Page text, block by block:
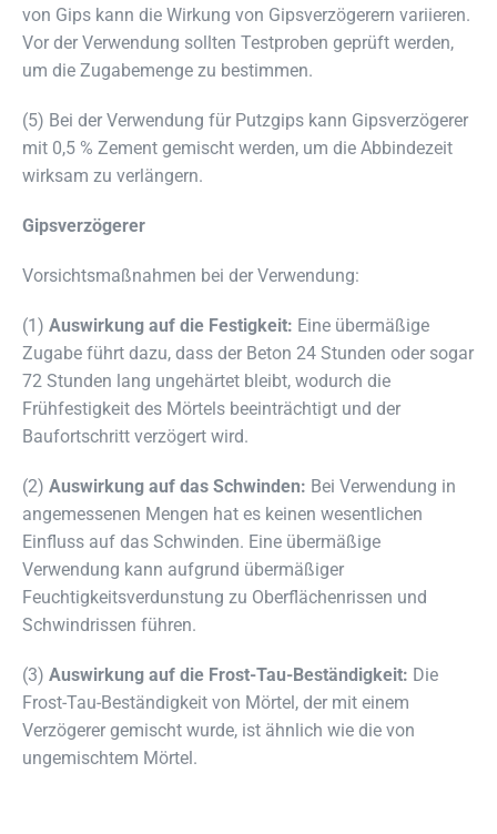
von Gips kann die Wirkung von Gipsverzögerern variieren.
Vor der Verwendung sollten Testproben geprüft werden,
um die Zugabemenge zu bestimmen.
(5) Bei der Verwendung für Putzgips kann Gipsverzögerer
mit 0,5 % Zement gemischt werden, um die Abbindezeit
wirksam zu verlängern.
Gipsverzögerer
Vorsichtsmaßnahmen bei der Verwendung:
(1) Auswirkung auf die Festigkeit: Eine übermäßige
Zugabe führt dazu, dass der Beton 24 Stunden oder sogar
72 Stunden lang ungehärtet bleibt, wodurch die
Frühfestigkeit des Mörtels beeinträchtigt und der
Baufortschritt verzögert wird.
(2) Auswirkung auf das Schwinden: Bei Verwendung in
angemessenen Mengen hat es keinen wesentlichen
Einfluss auf das Schwinden. Eine übermäßige
Verwendung kann aufgrund übermäßiger
Feuchtigkeitsverdunstung zu Oberflächenrissen und
Schwindrissen führen.
(3) Auswirkung auf die Frost-Tau-Beständigkeit: Die
Frost-Tau-Beständigkeit von Mörtel, der mit einem
Verzögerer gemischt wurde, ist ähnlich wie die von
ungemischtem Mörtel.